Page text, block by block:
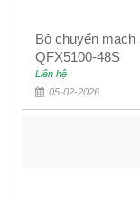
Bộ chuyển
QFX5100-48S
Liên hệ
05-02-2026